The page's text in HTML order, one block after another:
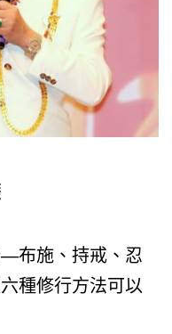
布施、持戒、忍
種修行方法可以